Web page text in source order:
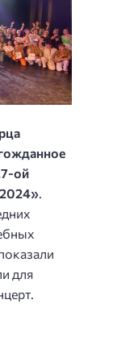
ой
2024».
для